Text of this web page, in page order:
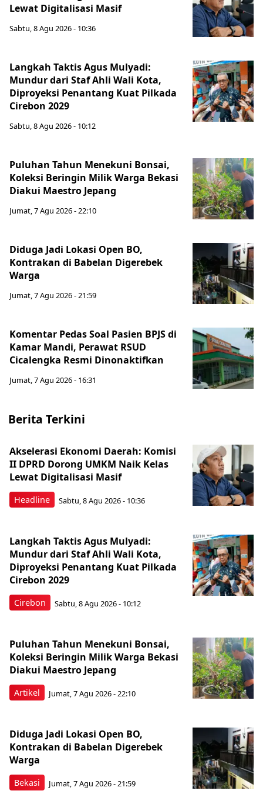
Lewat Digitalisasi Masif
Sabtu, 8 Agu 2026 - 10:36
Langkah Taktis Agus Mulyadi:
Mundur dari Staf Ahli Wali Kota,
Diproyeksi Penantang Kuat Pilkada
Cirebon 2029
Sabtu, 8 Agu 2026 - 10:12
Puluhan Tahun Menekuni Bonsai,
Koleksi Beringin Milik Warga Bekasi
Diakui Maestro Jepang
Jumat, 7 Agu 2026 - 22:10
Diduga Jadi Lokasi Open BO,
Kontrakan di Babelan Digerebek
Warga
Jumat, 7 Agu 2026 - 21:59
Komentar Pedas Soal Pasien BPJS di
Kamar Mandi, Perawat RSUD
Cicalengka Resmi Dinonaktifkan
Jumat, 7 Agu 2026 - 16:31
Berita Terkini
Headline
Akselerasi Ekonomi Daerah: Komisi
II DPRD Dorong UMKM Naik Kelas
Lewat Digitalisasi Masif
Sabtu, 8 Agu 2026 - 10:36
Cirebon
Langkah Taktis Agus Mulyadi:
Mundur dari Staf Ahli Wali Kota,
Diproyeksi Penantang Kuat Pilkada
Cirebon 2029
Sabtu, 8 Agu 2026 - 10:12
Artikel
Puluhan Tahun Menekuni Bonsai,
Koleksi Beringin Milik Warga Bekasi
Diakui Maestro Jepang
Jumat, 7 Agu 2026 - 22:10
Bekasi
Diduga Jadi Lokasi Open BO,
Kontrakan di Babelan Digerebek
Warga
Jumat, 7 Agu 2026 - 21:59